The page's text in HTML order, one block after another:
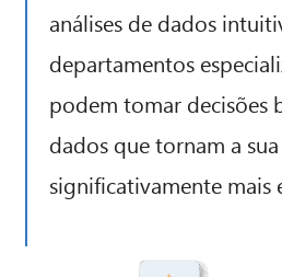
análises de dados
departamentos
podem tomar decisões
dados que tornam a
significativamente mais